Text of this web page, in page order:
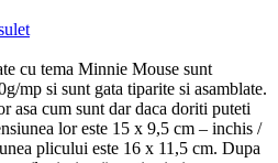
cu tema Minnie Mouse sunt
mp si sunt gata tiparite si asamblate.
asa cum sunt dar daca doriti puteti
lor este 15 x 9,5 cm – inchis /
plicului este 16 x 11,5 cm. Dupa